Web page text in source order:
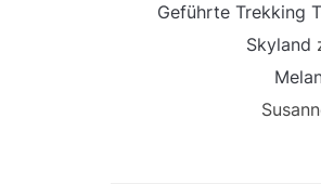
Geführte Trekking
Skyland